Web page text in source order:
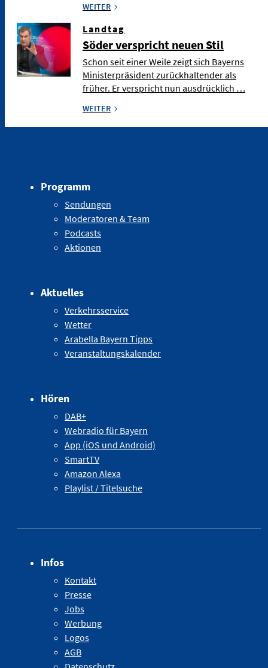
WEITER
Landtag
Söder verspricht neuen Stil
Schon seit einer Weile zeigt sich Bayerns
Ministerpräsident zurückhaltender als
früher. Er verspricht nun ausdrücklich …
WEITER
Programm
Sendungen
Moderatoren & Team
Podcasts
Aktionen
Aktuelles
Verkehrsservice
Wetter
Arabella Bayern Tipps
Veranstaltungskalender
Hören
DAB+
Webradio für Bayern
App (iOS und Android)
SmartTV
Amazon Alexa
Playlist / Titelsuche
Infos
Kontakt
Presse
Jobs
Werbung
Logos
AGB